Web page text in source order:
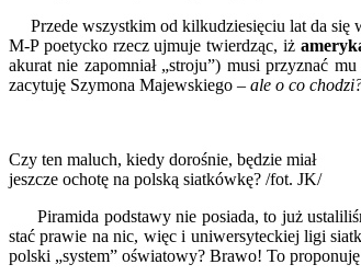
Przede wszystkim od kilkudziesięciu lat da się
M-P poetycko rzecz ujmuje twierdząc, iż
akurat nie zapomniał „stroju”) musi przyznać
zacytuję Szymona Majewskiego – ale o co
Czy ten maluch, kiedy dorośnie, będzie miał
jeszcze ochotę na polską siatkówkę? /fot. JK/
Piramida podstawy nie posiada, to już
stać prawie na nic, więc i uniwersyteckiej ligi
polski „system” oświatowy? Brawo! To